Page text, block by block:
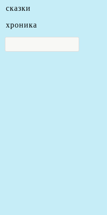
сказки
хроника